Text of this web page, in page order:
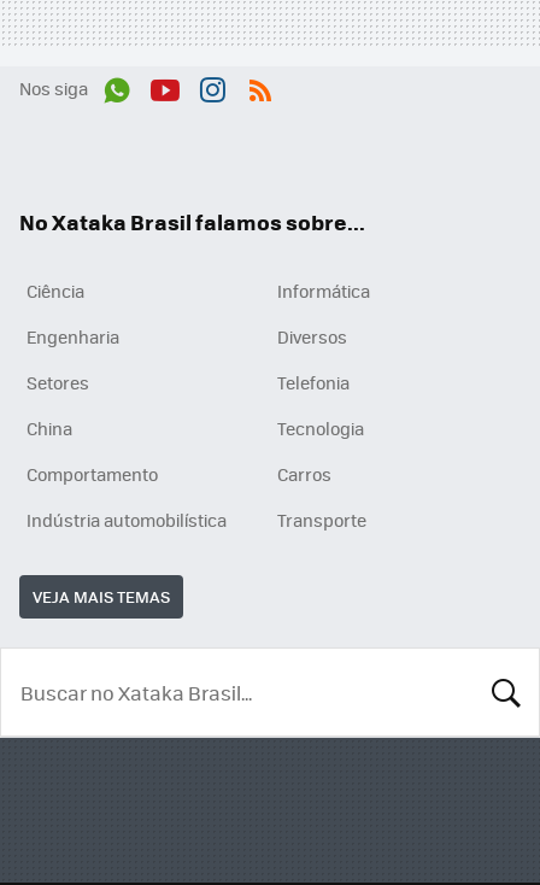
Nos siga
No Xataka Brasil falamos sobre...
Ciência
Informática
Engenharia
Diversos
Setores
Telefonia
China
Tecnologia
Comportamento
Carros
Indústria automobilística
Transporte
VEJA MAIS TEMAS